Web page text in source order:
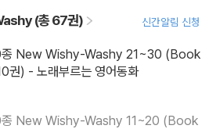
(총 67권) 신간알림 신청
종 New Wishy-Washy 21~30 (Book
) - 노래부르는 영어동화
종 New Wishy-Washy 11~20 (Book